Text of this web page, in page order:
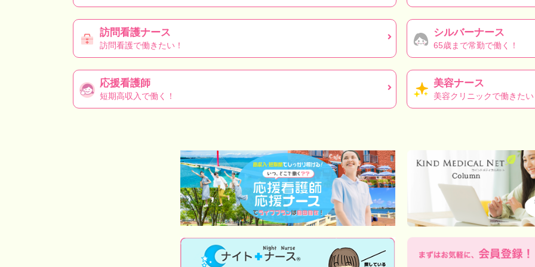
訪問看護ナース
訪問看護で働きたい！
シルバーナース
65歳まで常勤で働く！
応援看護師
短期高収入で働く！
美容ナース
美容クリニックで働きたい